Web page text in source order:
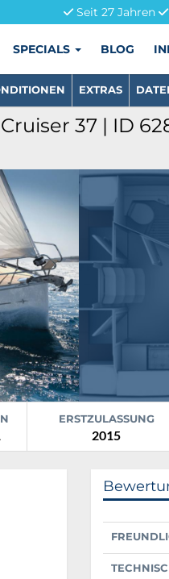
Seit 27 Jahren
SPECIALS BLOG
EXTRAS
37 | ID
ERSTZULASSUNG
2015